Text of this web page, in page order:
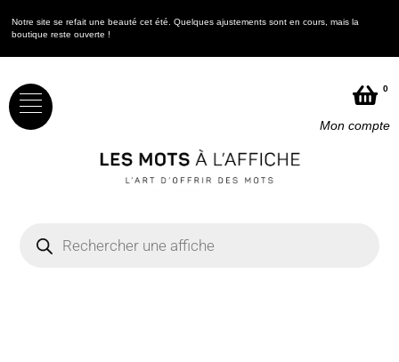
Notre site se refait une beauté cet été. Quelques ajustements sont en cours, mais la
boutique reste ouverte !
0
Mon compte